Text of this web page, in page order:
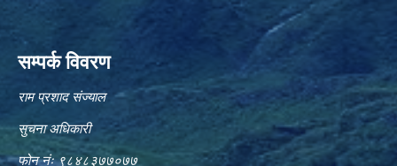
सम्पर्क विवरण
राम प्रशाद संज्याल
सुचना अधिकारी
फोन नंः ९८४८३७७०७७